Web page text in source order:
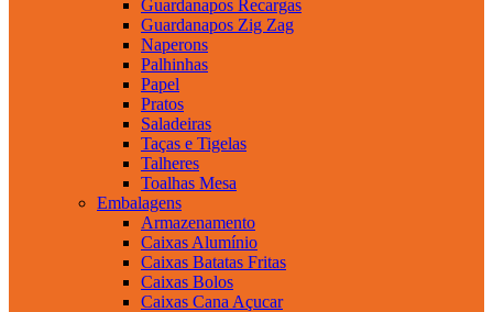
Guardanapos Recargas
Guardanapos Zig Zag
Naperons
Palhinhas
Papel
Pratos
Saladeiras
Taças e Tigelas
Talheres
Toalhas Mesa
Embalagens
Armazenamento
Caixas Alumínio
Caixas Batatas Fritas
Caixas Bolos
Caixas Cana Açucar